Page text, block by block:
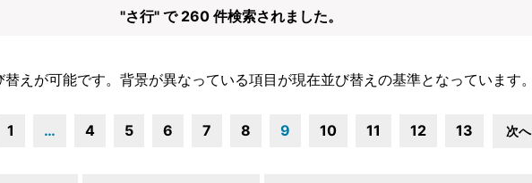
"さ行" で 260 件検索されました。
えが可能です。背景が異なっている項目が現在並び替えの基準となっています。
1 … 4 5 6 7 8 9 10 11 12 13 次へ